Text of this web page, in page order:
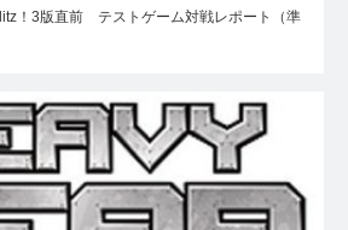
！3版直前 テストゲーム対戦レポート（準